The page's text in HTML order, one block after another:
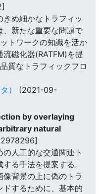
め細かなトラフィッ
、新たな重要な問題で
トワークの知識を活か
流磁化器(RATFM)を提
質なトラフィックフロ
）
(2021-09-
by overlaying
natural
人工的な交通関連ト
る手法を提案する。
背景の上に偽のトラ
するために、基本的